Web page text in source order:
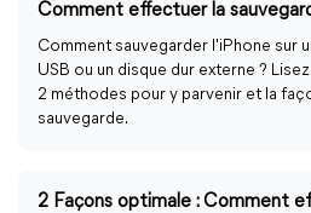
Comment sauvegarder l'iPhone sur
USB ou un disque dur externe ?
2 méthodes pour y parvenir et la
sauvegarde.